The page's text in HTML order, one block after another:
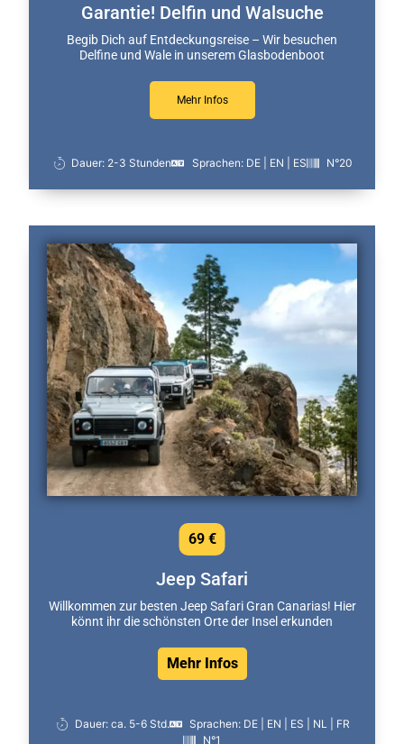
Garantie! Delfin und Walsuche
Begib Dich auf Entdeckungsreise – Wir besuchen
Delfine und Wale in unserem Glasbodenboot
Mehr Infos
Dauer: 2-3 Stunden Sprachen: DE | EN | ES N°20
Jeep Safari
Willkommen zur besten Jeep Safari Gran Canarias! Hier
könnt ihr die schönsten Orte der Insel erkunden
Mehr Infos
69 €
Dauer: ca. 5-6 Std.
Sprachen: DE | EN | ES | NL | FR
N°1